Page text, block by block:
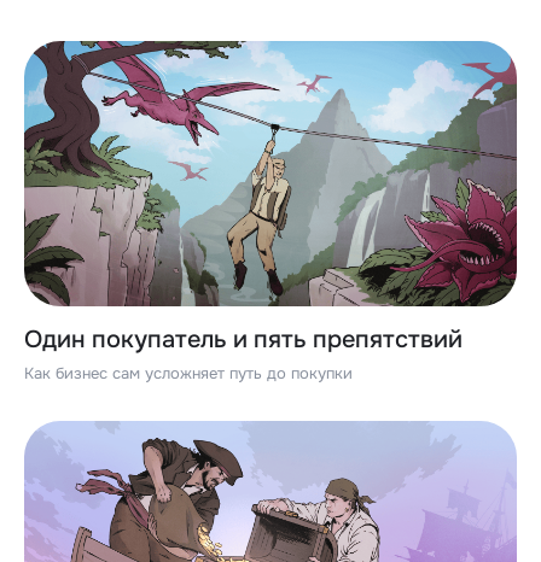
Один покупатель и пять препятствий
Как бизнес сам усложняет путь до покупки